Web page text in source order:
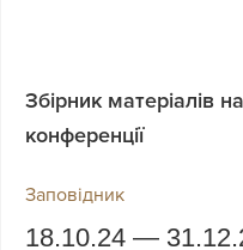
Збірник матеріалів
конференції
Заповідник
18.10.24 —